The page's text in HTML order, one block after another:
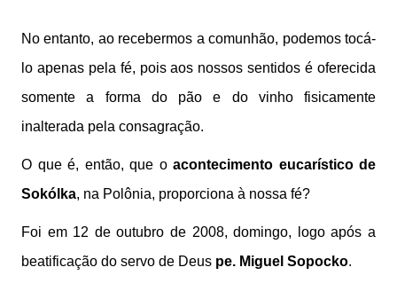
No entanto, ao recebermos a comunhão, podemos tocá-
lo apenas pela fé, pois aos nossos sentidos é oferecida
somente a forma do pão e do vinho fisicamente
inalterada pela consagração.
O que é, então, que o acontecimento eucarístico de
Sokólka, na Polônia, proporciona à nossa fé?
Foi em 12 de outubro de 2008, domingo, logo após a
beatificação do servo de Deus pe. Miguel Sopocko.